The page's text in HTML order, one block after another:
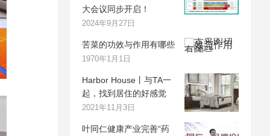
大会议同步开启！
2024年9月27日
苦菜的功效与作用有哪些
1970年1月1日
Harbor House丨与TA一
起，找到居住的好感觉
2021年11月3日
叶同仁健康产业完善“药